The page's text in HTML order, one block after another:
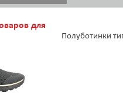
для
Полуботинки